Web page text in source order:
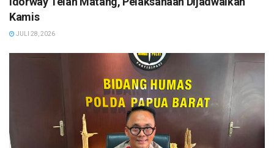
Kamis
JULI 28, 2026